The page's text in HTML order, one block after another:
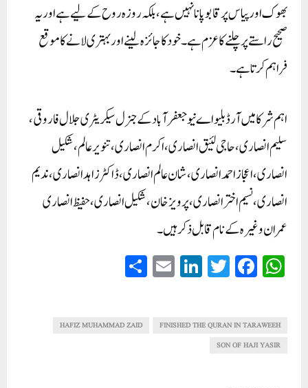
بھوک اور پیاس پر قابو پانا نہیں ہے، بلکہ روزہ روح کے لیے ہے اور یہ
صحیح راستے پر چلنے کا عزم ہے۔ خود کا جائزہ لینے اور بہتری لانے کا موقع
فراہم کرتا ہے۔
اہم شرکا میں آر ڈبلیو اے نیو جعفرآباد کے جنرل سیکریٹری جلال فاروقی،
سلیم انصاری، حاجی لئیق انصاری، اکرم انصاری، تنویر عالم، شکیل
انصاری، اعجاز احمد انصاری، شان عالم انصاری، ڈاکٹر زاہد انصاری، ندیم
انصاری، نسیم اختر انصاری، پرویز خان، شکیل انصاری، حفیظ انصاری
عمران وغیرہ کے نام قابل ذکر ہیں۔
W
ha
A
pp
Fa
ce
ok
T
wi
r
Li
nk
In
E
m
FINISHED THE QURAN IN TARAWEEH
HAFIZ MUHAMMAD ZAID
SON OF HAJI YASIR